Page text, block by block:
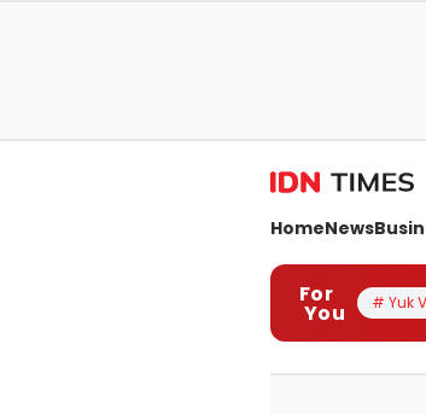
HomeNews
For
You # Yuk